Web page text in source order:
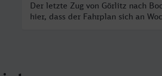
Der letzte Zug von Görlitz nach
hier, dass der Fahrplan sich an